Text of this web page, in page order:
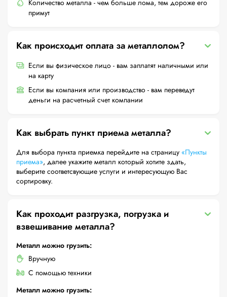
Количество металла - чем больше лома, тем дороже его
примут
Как происходит оплата за металлолом?
Если вы физическое лицо - вам заплатят наличными или
на карту
Если вы компания или производство - вам переведут
деньги на расчетный счет компании
Как выбрать пункт приема металла?
Для выбора пункта приемка перейдите на страницу «Пункты
приема», далее укажите металл который хотите здать,
выберите соответсвующие услуги и интересующую Вас
сортировку.
Как проходит разгрузка, погрузка и
взвешивание металла?
Металл можно грузить:
Вручную
С помощью техники
Металл можно грузить: